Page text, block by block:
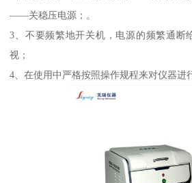
——关稳压电源；。
3、不要频繁地开关机，电源的频繁通断
视；
4、在使用中严格按照操作规程来对仪器进